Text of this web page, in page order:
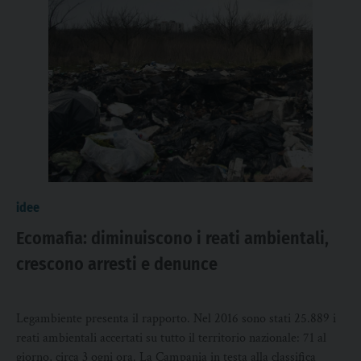
idee
Ecomafia: diminuiscono i reati ambientali,
crescono arresti e denunce
Legambiente presenta il rapporto. Nel 2016 sono stati 25.889 i
reati ambientali accertati su tutto il territorio nazionale: 71 al
giorno, circa 3 ogni ora. La Campania in testa alla classifica